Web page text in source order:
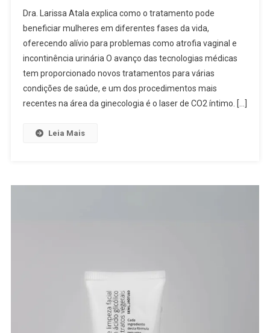
Dra. Larissa Atala explica como o tratamento pode
beneficiar mulheres em diferentes fases da vida,
oferecendo alívio para problemas como atrofia vaginal e
incontinência urinária O avanço das tecnologias médicas
tem proporcionado novos tratamentos para várias
condições de saúde, e um dos procedimentos mais
recentes na área da ginecologia é o laser de CO2 íntimo. […]
Leia Mais